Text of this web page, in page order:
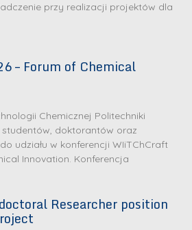
przy realizacji projektów dla
– Forum of Chemical
Chemicznej Politechniki
doktorantów oraz
udziału w konferencji WIiTChCraft
Innovation. Konferencja
Researcher position